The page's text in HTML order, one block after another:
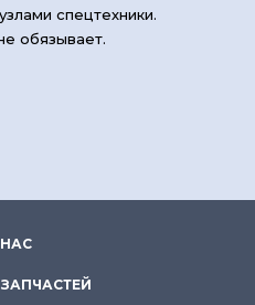
спецтехники.
обязывает.